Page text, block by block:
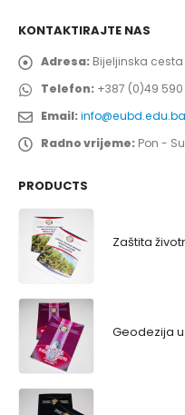
KONTAKTIRAJTE NAS
Adresa: Bijeljinska cesta
Telefon: +387 (0)49
Email:info@eubd.edu.ba
Radno vrijeme: Pon -
PRODUCTS
Geodezija